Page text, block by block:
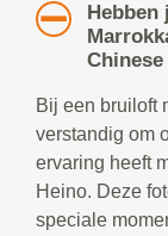
Bij een bruiloft
verstandig om
ervaring heeft
Heino. Deze
speciale